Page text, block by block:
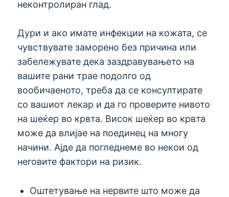
неконтролиран глад.
Дури и ако имате инфекции на кожата, се
чувствувате заморено без причина или
забележувате дека заздравувањето на
вашите рани трае подолго од
вообичаеното, треба да се консултирате
со вашиот лекар и да го проверите нивото
на шеќер во крвта. Висок шеќер во крвта
може да влијае на поединец на многу
начини. Ајде да погледнеме во некои од
неговите фактори на ризик.
Оштетување на нервите што може да